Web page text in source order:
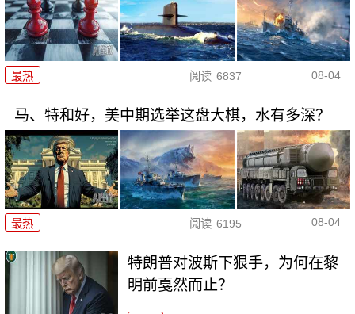
最热 阅读 6837 08-04
马、特和好，美中期选举这盘大棋，水有多深？
最热 阅读 6195 08-04
特朗普对波斯下狠手，为何在黎
明前戛然而止？